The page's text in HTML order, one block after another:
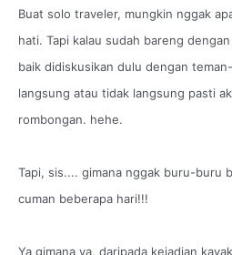
Buat solo traveler, mungkin nggak
hati. Tapi kalau sudah bareng
baik didiskusikan dulu dengan
langsung atau tidak langsung pasti
rombongan. hehe.
Tapi, sis.... gimana nggak buru-buru
cuman beberapa hari!!!
Ya gimana ya, daripada kejadian